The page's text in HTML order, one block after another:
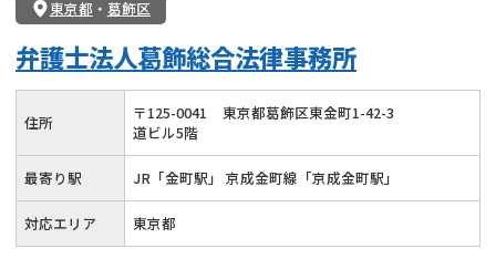
東京都 ・ 葛飾区
弁護士法人葛飾総合法律事務所
住所 〒125-0041
東京都葛飾区東金町1-42-3
道ビル5階
最寄り駅 JR「金町駅」 京成金町線「京成金町駅」
対応エリア 東京都